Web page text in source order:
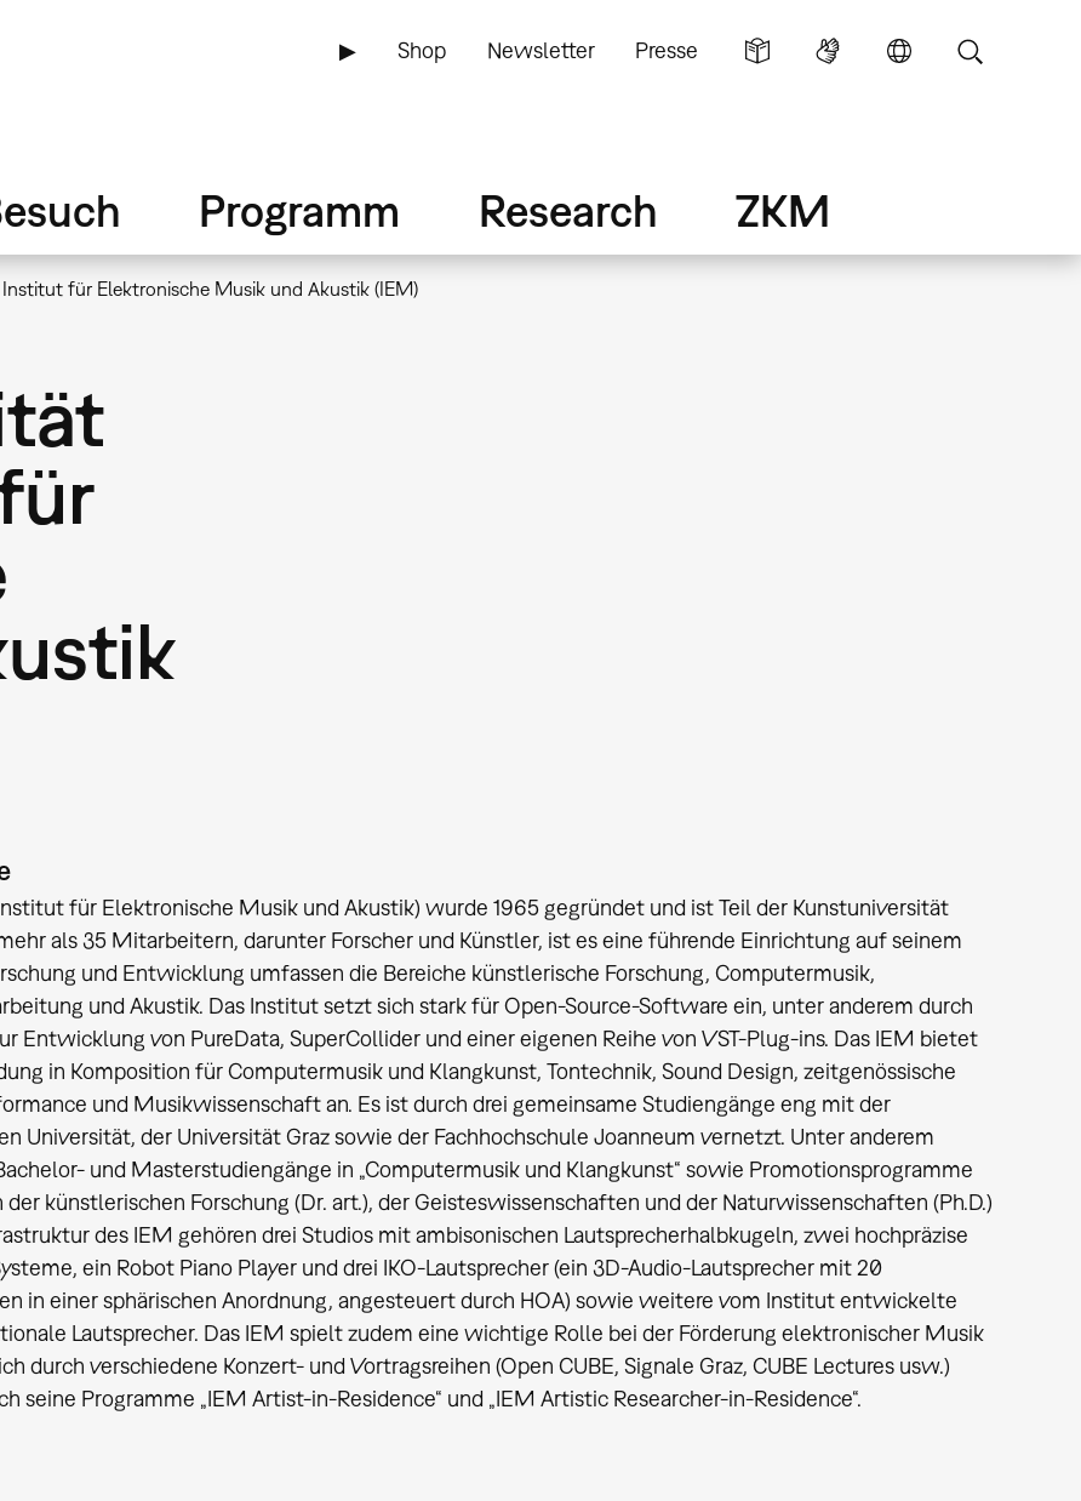
▶ Shop Newsletter Presse
Programm Research ZKM
Institut für Elektronische Musik und Akustik (IEM)
für Elektronische Musik und Akustik) wurde 1965 gegründet und ist Teil der Kunstuniversität
als 35 Mitarbeitern, darunter Forscher und Künstler, ist es eine führende Einrichtung auf seinem
und Entwicklung umfassen die Bereiche künstlerische Forschung, Computermusik,
und Akustik. Das Institut setzt sich stark für Open-Source-Software ein, unter anderem durch
Entwicklung von PureData, SuperCollider und einer eigenen Reihe von VST-Plug-ins. Das IEM bietet
in Komposition für Computermusik und Klangkunst, Tontechnik, Sound Design, zeitgenössische
und Musikwissenschaft an. Es ist durch drei gemeinsame Studiengänge eng mit der
Universität, der Universität Graz sowie der Fachhochschule Joanneum vernetzt. Unter anderem
und Masterstudiengänge in „Computermusik und Klangkunst“ sowie Promotionsprogramme
der künstlerischen Forschung (Dr. art.), der Geisteswissenschaften und der Naturwissenschaften (Ph.D.)
des IEM gehören drei Studios mit ambisonischen Lautsprecherhalbkugeln, zwei hochpräzise
ein Robot Piano Player und drei IKO-Lautsprecher (ein 3D-Audio-Lautsprecher mit 20
in einer sphärischen Anordnung, angesteuert durch HOA) sowie weitere vom Institut entwickelte
Lautsprecher. Das IEM spielt zudem eine wichtige Rolle bei der Förderung elektronischer Musik
durch verschiedene Konzert- und Vortragsreihen (Open CUBE, Signale Graz, CUBE Lectures usw.)
seine Programme „IEM Artist-in-Residence“ und „IEM Artistic Researcher-in-Residence“.